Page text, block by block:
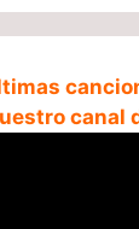
canal